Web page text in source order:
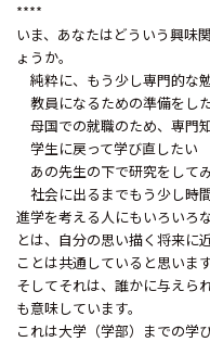
****
いま、あなたはどういう興味
ょうか。
純粋に、もう少し専門的な
教員になるための準備をし
母国での就職のため、専門
学生に戻って学び直したい
あの先生の下で研究をして
社会に出るまでもう少し時
進学を考える人にもいろいろ
とは、自分の思い描く将来に
ことは共通していると思います
そしてそれは、誰かに与えら
も意味しています。
これは大学（学部）までの学